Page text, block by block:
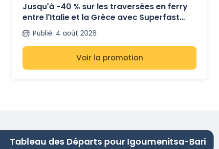
Jusqu'à -40 % sur les traversées en ferry
entre l'Italie et la Grèce avec Superfast
Ferries
Publié: 4 août 2026
Voir la promotion
Tableau des Départs pour Igoumenitsa-Bari